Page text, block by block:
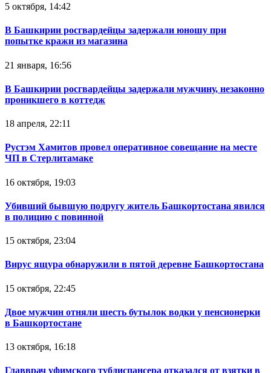
5 октября, 14:42
В Башкирии росгвардейцы задержали юношу при
попытке кражи из магазина
21 января, 16:56
В Башкирии росгвардейцы задержали мужчину, незаконно
проникшего в коттедж
18 апреля, 22:11
Рустэм Хамитов провел оперативное совещание на месте
ЧП в Стерлитамаке
16 октября, 19:03
Убивший бывшую подругу житель Башкортостана явился
в полицию с повинной
15 октября, 23:04
Вирус ящура обнаружили в пятой деревне Башкортостана
15 октября, 22:45
Двое мужчин отняли шесть бутылок водки у пенсионерки
в Башкортостане
13 октября, 16:18
Главврач уфимского тубдиспансера отказался от взятки в